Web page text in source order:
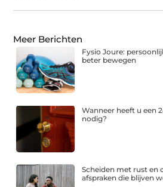
Meer Berichten
Fysio Joure:
beter bewegen
Wanneer heeft u een
nodig?
Scheiden met rust en
afspraken die blijven